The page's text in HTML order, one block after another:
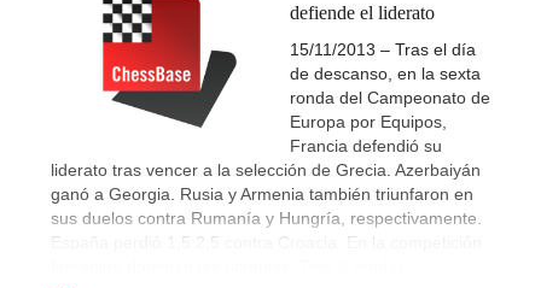
defiende el liderato
15/11/2013 – Tras el día
de descanso, en la sexta
ronda del Campeonato de
Europa por Equipos,
Francia defendió su
liderato tras vencer a la selección de Grecia. Azerbaiyán
ganó a Georgia. Rusia y Armenia también triunfaron en
sus duelos contra Rumanía y Hungría, respectivamente.
España perdió 1,5:2,5 contra Croacia. En la competición